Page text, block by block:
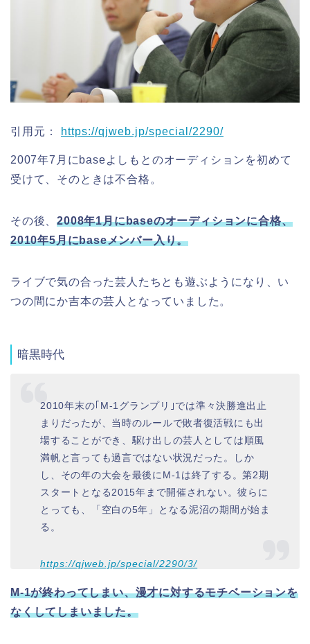
引用元： https://qjweb.jp/special/2290/
2007年7月にbaseよしもとのオーディションを初めて
受けて、そのときは不合格。
その後、2008年1月にbaseのオーディションに合格、
2010年5月にbaseメンバー入り。
ライブで気の合った芸人たちとも遊ぶようになり、い
つの間にか吉本の芸人となっていました。
暗黒時代
2010年末の｢M-1グランプリ｣では準々決勝進出止
まりだったが、当時のルールで敗者復活戦にも出
場することができ、駆け出しの芸人としては順風
満帆と言っても過言ではない状況だった。しか
し、その年の大会を最後にM-1は終了する。第2期
スタートとなる2015年まで開催されない。彼らに
とっても、「空白の5年」となる泥沼の期間が始ま
る。
https://qjweb.jp/special/2290/3/
M-1が終わってしまい、漫才に対するモチベーションを
なくしてしまいました。